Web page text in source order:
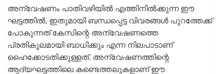
അന്വേഷണം പാതിവഴിയില്‍ എത്തിനില്‍ക്കുന്ന ഈ
ഘട്ടത്തില്‍, ഇതുമായി ബന്ധപ്പെട്ട വിവരങ്ങള്‍ പുറത്തേക്ക്
പോകുന്നത് കേസിന്റെ അന്വേഷണത്തെ
പ്രതികൂലമായി ബാധിക്കും എന്ന നിലപാടാണ്
ഹൈക്കോടതിക്കുള്ളത്. അന്വേഷണത്തിന്റെ
ആദ്യഘട്ടത്തിലെ കണ്ടെത്തലുകളാണ് ഈ